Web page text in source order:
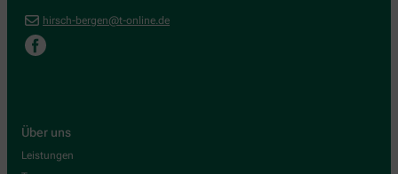
hirsch-bergen@t-online.de
Über uns
Leistungen